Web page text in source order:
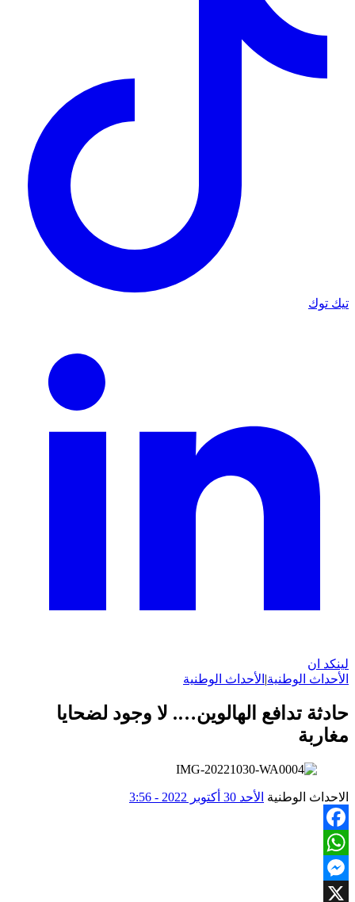
تيك توك
لينكد ان
الأحداث الوطنية| الأحداث الوطنية
حادثة تدافع الهالوين…. لا وجود لضحايا
مغاربة
الاحداث الوطنية الأحد 30 أكتوبر 2022 - 3:56
Facebook
WhatsApp
Messenger